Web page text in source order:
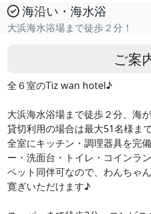
海沿い・海水浴
大浜海水浴場まで徒歩２分！
ご案
全６室のTiz wan hotel♪
大浜海水浴場まで徒歩２分、海
貸切利用の場合は最大51名様ま
全室にキッチン・調理器具を完
ー・洗面台・トイレ・コインラ
ペット同伴可なので、わんちゃ
寛ぎいただけます♪